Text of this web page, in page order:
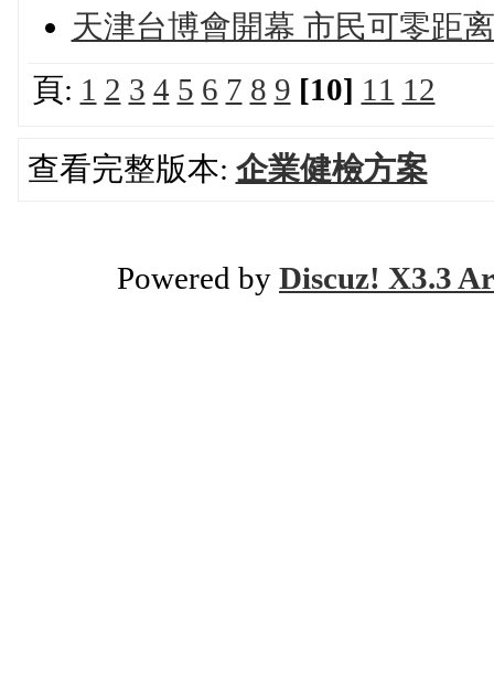
天津台博會開幕 市民可零距
頁: 1 2 3 4 5 6 7 8 9 [10] 11 12
查看完整版本: 企業健檢方案
Powered by Discuz! X3.3